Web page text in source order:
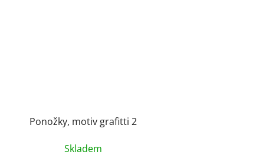
Ponožky, motiv grafitti 2
Skladem